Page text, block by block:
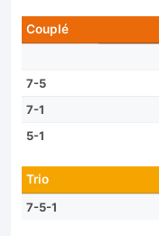
Couplé
7-5
7-1
5-1
Trio
7-5-1